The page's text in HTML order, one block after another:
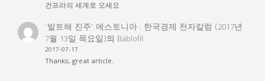
건프라의 세계로 오세요
‘발트해 진주’ 에스토니아 : 한국경제 천자칼럼 (2017년
7월 13일 목요일)의 Bablofil
2017-07-17
Thanks, great article.